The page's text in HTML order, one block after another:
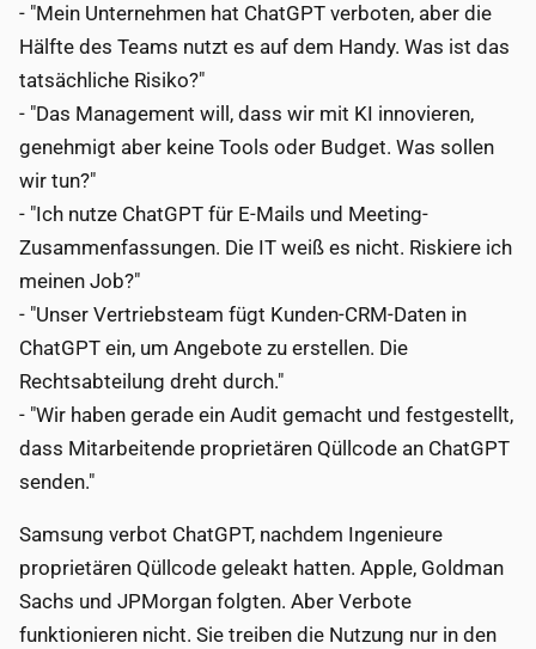
- "Mein Unternehmen hat ChatGPT verboten, aber die
Hälfte des Teams nutzt es auf dem Handy. Was ist das
tatsächliche Risiko?"
- "Das Management will, dass wir mit KI innovieren,
genehmigt aber keine Tools oder Budget. Was sollen
wir tun?"
- "Ich nutze ChatGPT für E-Mails und Meeting-
Zusammenfassungen. Die IT weiß es nicht. Riskiere ich
meinen Job?"
- "Unser Vertriebsteam fügt Kunden-CRM-Daten in
ChatGPT ein, um Angebote zu erstellen. Die
Rechtsabteilung dreht durch."
- "Wir haben gerade ein Audit gemacht und festgestellt,
dass Mitarbeitende proprietären Qüllcode an ChatGPT
senden."
Samsung verbot ChatGPT, nachdem Ingenieure
proprietären Qüllcode geleakt hatten. Apple, Goldman
Sachs und JPMorgan folgten. Aber Verbote
funktionieren nicht. Sie treiben die Nutzung nur in den